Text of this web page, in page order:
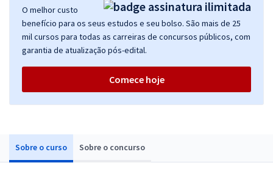
Sobre o curso Sobre o concurso
O melhor custo
benefício para os seus estudos e seu bolso. São mais de 25
mil cursos para todas as carreiras de concursos públicos, com
garantia de atualização pós-edital.
Comece hoje